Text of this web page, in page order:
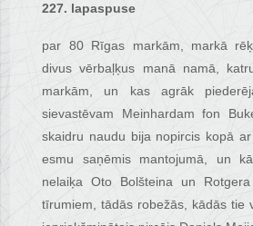
227. lapaspuse
par 80 Rīgas markām, markā
divus vērbaļķus manā namā,
markām, un kas agrāk
sievastēvam Meinhardam fon
skaidru naudu bija nopircis kopā
esmu saņēmis mantojumā, un
nelaiķa Oto Bolšteina un
tīrumiem, tādās robežās, kādās tie